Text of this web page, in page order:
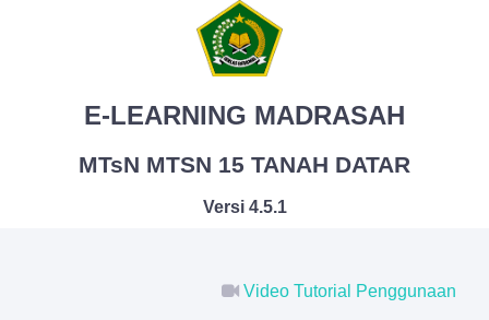
E-LEARNING MADRASAH
MTsN MTSN 15 TANAH DATAR
Versi 4.5.1
Video Tutorial Penggunaan